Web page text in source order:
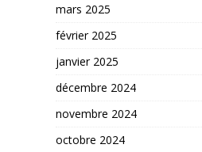
mars 2025
février 2025
janvier 2025
décembre 2024
novembre 2024
octobre 2024